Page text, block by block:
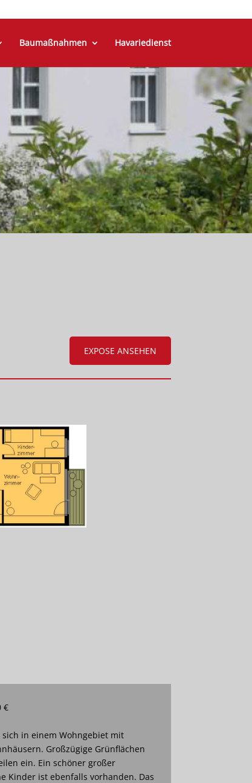
Baumaßnahmen Havariedienst
EXPOSE ANSEHEN
€
in einem Wohngebiet mit
Großzügige Grünflächen
ein. Ein schöner großer
Kinder ist ebenfalls vorhanden. Das